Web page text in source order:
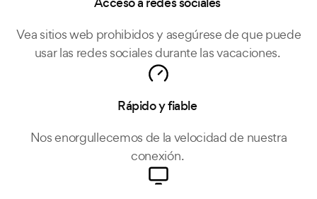
Vea sitios web prohibidos y asegúrese de que puede
usar las redes sociales durante las vacaciones.
Rápido y fiable
Nos enorgullecemos de la velocidad de nuestra
conexión.